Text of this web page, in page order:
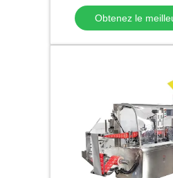
machine équipement
d'emballage de tissu
Obtenez le